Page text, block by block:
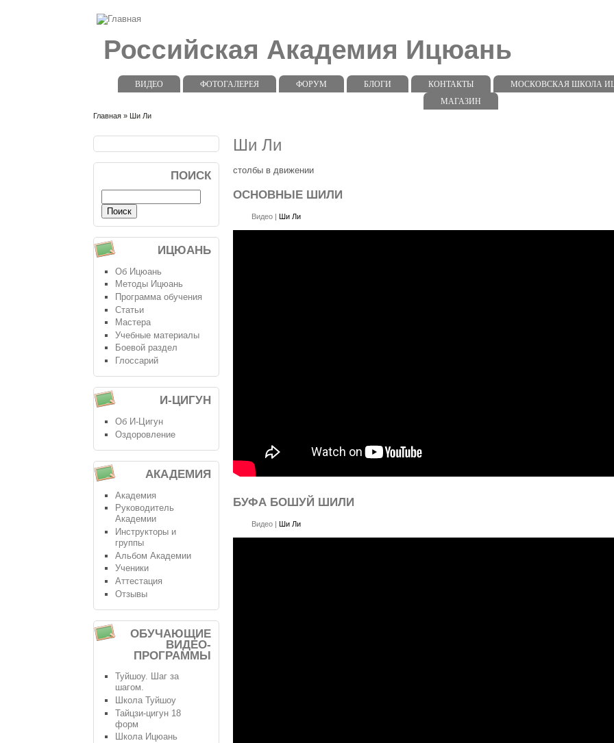
Российская Академия Ицюань
ВИДЕО ФОТОГАЛЕРЕЯ ФОРУМ БЛОГИ КОНТАКТЫ
МОСКОВСКАЯ ШКОЛА
МАГАЗИН
Главная » Ши Ли
Ши Ли
столбы в движении
ОСНОВНЫЕ ШИЛИ
Видео| Ши Ли
БУФА БОШУЙ ШИЛИ
Видео| Ши Ли
ПОИСК
ИЦЮАНЬ
Об Ицюань
Методы Ицюань
Программа обучения
Статьи
Мастера
Учебные материалы
Боевой раздел
Глоссарий
И-ЦИГУН
Об И-Цигун
Оздоровление
АКАДЕМИЯ
Академия
Руководитель
Академии
Инструкторы и
группы
Альбом Академии
Ученики
Аттестация
Отзывы
ОБУЧАЮЩИЕ
ВИДЕО-
ПРОГРАММЫ
Туйшоу. Шаг за
шагом.
Школа Туйшоу
Тайцзи-цигун 18
форм
Школа Ицюань